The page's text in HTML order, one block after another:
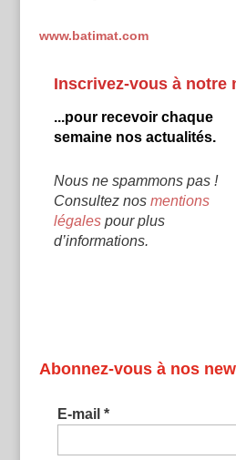
www.batimat.com
Inscrivez-vous à notre
...pour recevoir chaque
semaine nos actualités.
Nous ne spammons pas !
Consultez nos mentions
légalespour plus
d’informations.
Abonnez-vous à nos
E-mail *